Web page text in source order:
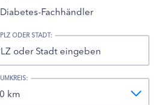
Diabetes-Fachhändler
PLZ ODER STADT:
UMKREIS: